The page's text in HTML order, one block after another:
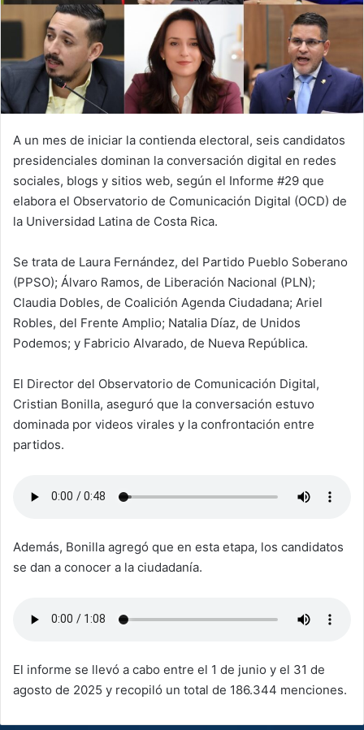
A un mes de iniciar la contienda electoral, seis candidatos
presidenciales dominan la conversación digital en redes
sociales, blogs y sitios web, según el Informe #29 que
elabora el Observatorio de Comunicación Digital (OCD) de
la Universidad Latina de Costa Rica.
Se trata de Laura Fernández, del Partido Pueblo Soberano
(PPSO); Álvaro Ramos, de Liberación Nacional (PLN);
Claudia Dobles, de Coalición Agenda Ciudadana; Ariel
Robles, del Frente Amplio; Natalia Díaz, de Unidos
Podemos; y Fabricio Alvarado, de Nueva República.
El Director del Observatorio de Comunicación Digital,
Cristian Bonilla, aseguró que la conversación estuvo
dominada por videos virales y la confrontación entre
partidos.
Además, Bonilla agregó que en esta etapa, los candidatos
se dan a conocer a la ciudadanía.
El informe se llevó a cabo entre el 1 de junio y el 31 de
agosto de 2025 y recopiló un total de 186.344 menciones.